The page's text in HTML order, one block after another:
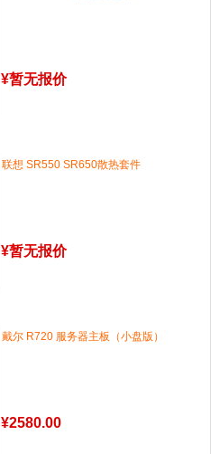
¥暂无报价
联想 SR550 SR650散热套件
¥暂无报价
戴尔 R720 服务器主板（小盘版）
¥2580.00